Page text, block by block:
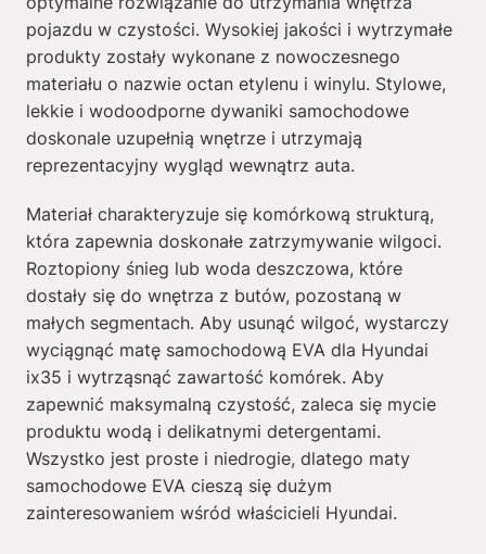
pojazdu w czystości. Wysokiej jakości i wytrzymałe
produkty zostały wykonane z nowoczesnego
materiału o nazwie octan etylenu i winylu. Stylowe,
lekkie i wodoodporne dywaniki samochodowe
doskonale uzupełnią wnętrze i utrzymają
reprezentacyjny wygląd wewnątrz auta.
Materiał charakteryzuje się komórkową strukturą,
która zapewnia doskonałe zatrzymywanie wilgoci.
Roztopiony śnieg lub woda deszczowa, które
dostały się do wnętrza z butów, pozostaną w
małych segmentach. Aby usunąć wilgoć, wystarczy
wyciągnąć matę samochodową EVA dla Hyundai
ix35 i wytrząsnąć zawartość komórek. Aby
zapewnić maksymalną czystość, zaleca się mycie
produktu wodą i delikatnymi detergentami.
Wszystko jest proste i niedrogie, dlatego maty
samochodowe EVA cieszą się dużym
zainteresowaniem wśród właścicieli Hyundai.